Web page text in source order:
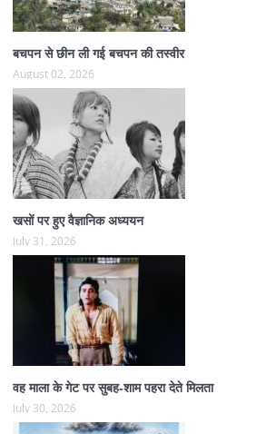
बचपन से छीन ली गई बचपन की तस्वीर
August 02, 2026
खसों पर हुए वैज्ञानिक अध्ययन
July 31, 2026
वह माला के गेट पर सुबह-शाम पहरा देते मिलता
July 30, 2026